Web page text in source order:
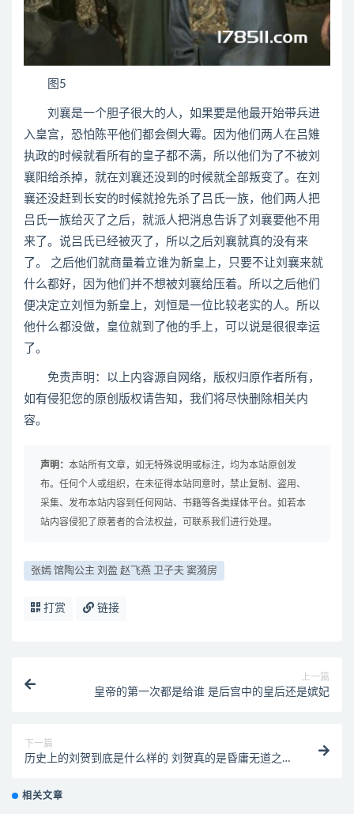
图5
刘襄是一个胆子很大的人，如果要是他最开始带兵进
入皇宫，恐怕陈平他们都会倒大霉。因为他们两人在吕雉
执政的时候就看所有的皇子都不满，所以他们为了不被刘
襄阳给杀掉，就在刘襄还没到的时候就全部叛变了。在刘
襄还没赶到长安的时候就抢先杀了吕氏一族，他们两人把
吕氏一族给灭了之后，就派人把消息告诉了刘襄要他不用
来了。说吕氏已经被灭了，所以之后刘襄就真的没有来
了。 之后他们就商量着立谁为新皇上，只要不让刘襄来就
什么都好，因为他们并不想被刘襄给压着。所以之后他们
便决定立刘恒为新皇上，刘恒是一位比较老实的人。所以
他什么都没做，皇位就到了他的手上，可以说是很很幸运
了。
免责声明：以上内容源自网络，版权归原作者所有，
如有侵犯您的原创版权请告知，我们将尽快删除相关内
容。
声明： 本站所有文章，如无特殊说明或标注，均为本站原创发
布。任何个人或组织，在未征得本站同意时，禁止复制、盗用、
采集、发布本站内容到任何网站、书籍等各类媒体平台。如若本
站内容侵犯了原著者的合法权益，可联系我们进行处理。
张嫣 馆陶公主 刘盈 赵飞燕 卫子夫 窦漪房
打赏 链接
上一篇
皇帝的第一次都是给谁 是后宫中的皇后还是嫔妃
下一篇
历史上的刘贺到底是什么样的 刘贺真的是昏庸无道之人
相关文章